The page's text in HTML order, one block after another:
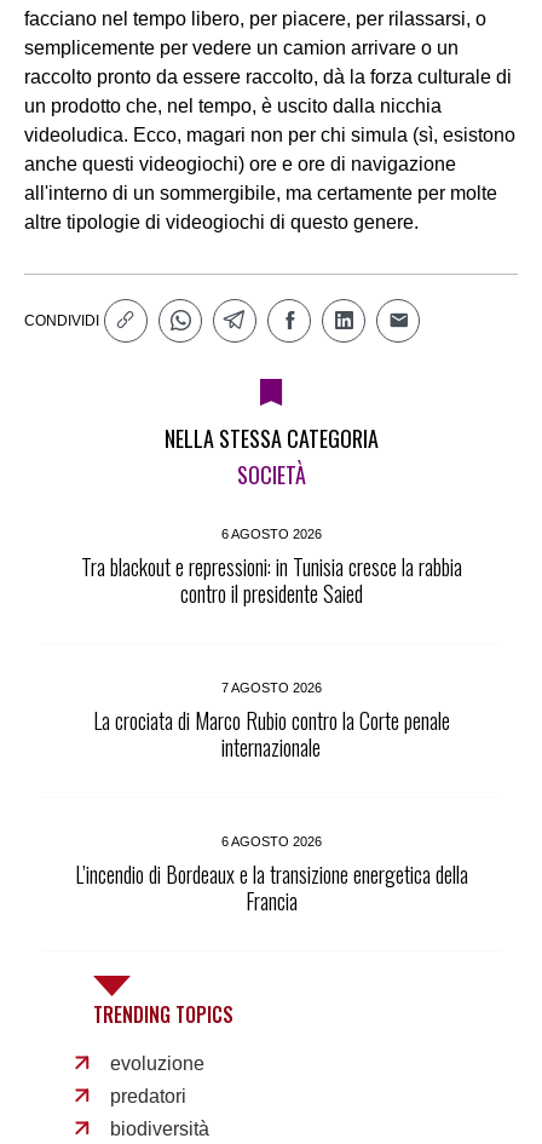
facciano nel tempo libero, per piacere, per rilassarsi, o
semplicemente per vedere un camion arrivare o un
raccolto pronto da essere raccolto, dà la forza culturale di
un prodotto che, nel tempo, è uscito dalla nicchia
videoludica. Ecco, magari non per chi simula (sì, esistono
anche questi videogiochi) ore e ore di navigazione
all'interno di un sommergibile, ma certamente per molte
altre tipologie di videogiochi di questo genere.
CONDIVIDI
NELLA STESSA CATEGORIA
SOCIETÀ
6 AGOSTO 2026
Tra blackout e repressioni: in Tunisia cresce la rabbia
contro il presidente Saied
7 AGOSTO 2026
La crociata di Marco Rubio contro la Corte penale
internazionale
6 AGOSTO 2026
L’incendio di Bordeaux e la transizione energetica della
Francia
TRENDING TOPICS
evoluzione
predatori
biodiversità